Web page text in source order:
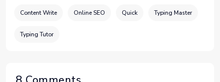
Content Write Online SEO Quick Typing Master
Typing Tutor